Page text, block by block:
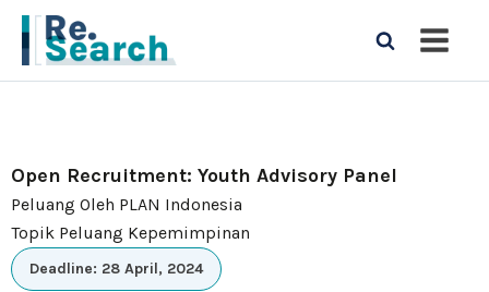
Open Recruitment: Youth Advisory Panel
Peluang Oleh PLAN Indonesia
Topik Peluang Kepemimpinan
Deadline: 28 April, 2024